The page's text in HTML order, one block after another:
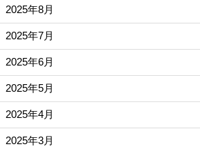
2025年8月
2025年7月
2025年6月
2025年5月
2025年4月
2025年3月